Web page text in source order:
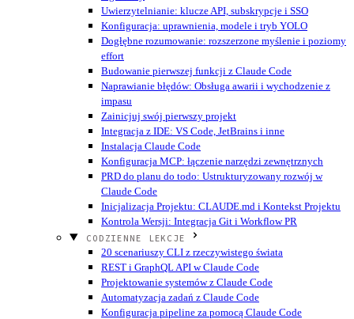
Uwierzytelnianie: klucze API, subskrypcje i SSO
Konfiguracja: uprawnienia, modele i tryb YOLO
Dogłębne rozumowanie: rozszerzone myślenie i poziomy
effort
Budowanie pierwszej funkcji z Claude Code
Naprawianie błędów: Obsługa awarii i wychodzenie z
impasu
Zainicjuj swój pierwszy projekt
Integracja z IDE: VS Code, JetBrains i inne
Instalacja Claude Code
Konfiguracja MCP: łączenie narzędzi zewnętrznych
PRD do planu do todo: Ustrukturyzowany rozwój w
Claude Code
Inicjalizacja Projektu: CLAUDE.md i Kontekst Projektu
Kontrola Wersji: Integracja Git i Workflow PR
CODZIENNE LEKCJE
20 scenariuszy CLI z rzeczywistego świata
REST i GraphQL API w Claude Code
Projektowanie systemów z Claude Code
Automatyzacja zadań z Claude Code
Konfiguracja pipeline za pomocą Claude Code